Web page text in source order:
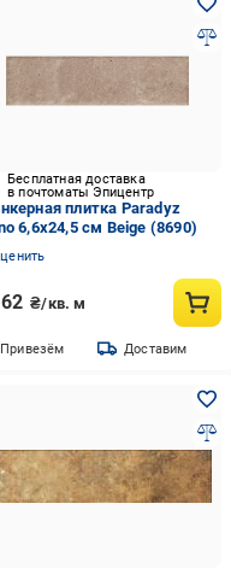
Бесплатная доставка
в почтоматы Эпицентр
плитка Paradyz
6,6x24,5 см Beige (8690)
₴/кв. м
Привезём Доставим